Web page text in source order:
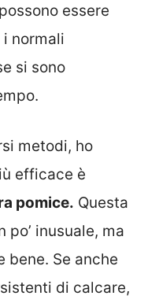
essere
normali
si sono
metodi, ho
efficace è
pomice. Questa
inusuale, ma
bene. Se anche
di calcare,